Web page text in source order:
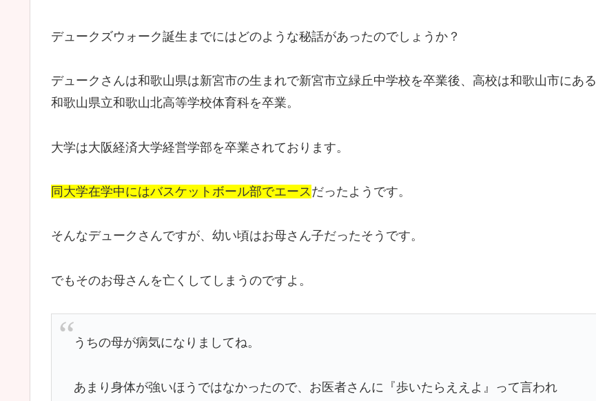
デュークズウォーク誕生までにはどのような秘話があったのでしょうか？
デュークさんは和歌山県は新宮市の生まれで新宮市立緑丘中学校を卒業後、高校は和歌山市にある
和歌山県立和歌山北高等学校体育科を卒業。
大学は大阪経済大学経営学部を卒業されております。
同大学在学中にはバスケットボール部でエースだったようです。
そんなデュークさんですが、幼い頃はお母さん子だったそうです。
でもそのお母さんを亡くしてしまうのですよ。
うちの母が病気になりましてね。
あまり身体が強いほうではなかったので、お医者さんに『歩いたらええよ』って言われ